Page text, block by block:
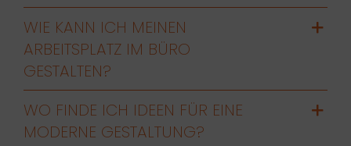
WIE KANN ICH MEINEN
ARBEITSPLATZ IM BÜRO
GESTALTEN?
WO FINDE ICH IDEEN FÜR EINE
MODERNE GESTALTUNG?